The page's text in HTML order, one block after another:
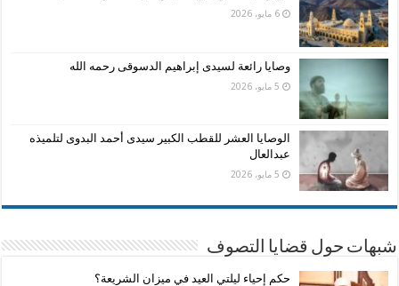
6 مايو، 2026
وصايا رائعة لسيدى إبراهيم الدسوقى رحمه الله
5 مايو، 2026
الوصايا العشر للقطب الكبير سيدى أحمد البدوى لتلميذه
عبدالعال
5 مايو، 2026
شبهات حول قضايا التصوف
حكم إحياء ليلتي العيد في ميزان الشريعة؟